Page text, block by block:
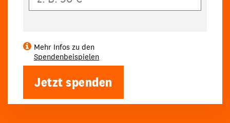
Mehr Infos zu den
Spendenbeispielen
Jetzt spenden